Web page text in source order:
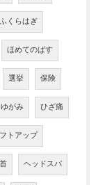
ふくらはぎ
ほめてのばす
選挙 保険
ゆがみ ひざ痛
トアップ
ヘッドスパ